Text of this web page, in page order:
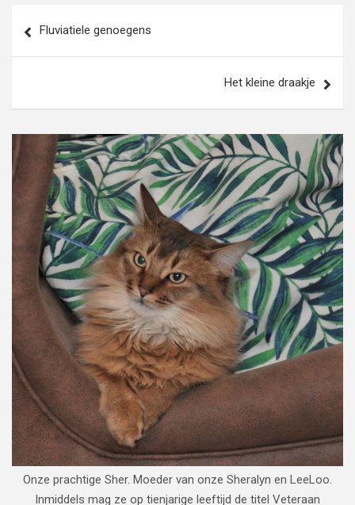
navigatie
Fluviatiele genoegens
Het kleine draakje
Onze prachtige Sher. Moeder van onze Sheralyn en LeeLoo.
Inmiddels mag ze op tienjarige leeftijd de titel Veteraan